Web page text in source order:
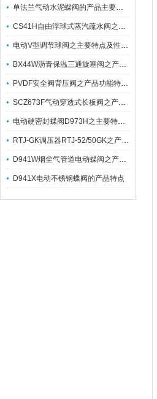
单法兰气动水泥蝶阀的产品主要特点
CS41H自由浮球式蒸汽疏水阀之产品优特点与工作原理
电动V型调节球阀之主要特点及性能参数
BX44W沥青保温三通旋塞阀之产品特点与工作原理简析
PVDF安全阀背压阀之产品功能特点概述及适用温度
SCZ673F气动穿透式长板阀之产品优点与使用注意事项
电动硬密封蝶阀D973H之主要特点及其技术参数性能
RTJ-GK调压器RTJ-52/50GK之产品特点与参数
D941W烟尘气管道电动蝶阀之产品特点及参数性能
D941X电动不锈钢蝶阀的产品特点